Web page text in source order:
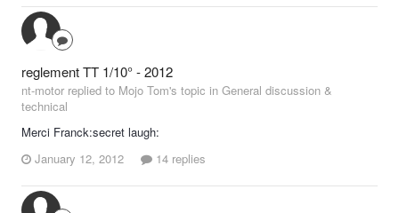
reglement TT 1/10° - 2012
nt-motor replied to Mojo Tom's topic in General discussion &
technical
Merci Franck:secret laugh:
January 12, 2012
14 replies